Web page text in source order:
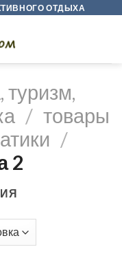
ОТДЫХА
туризм,
/ товары
/
2